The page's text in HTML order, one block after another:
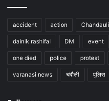
accident action Chandauli
dainik rashifal DM event
one died police protest
varanasi news चंदौली पुलिस